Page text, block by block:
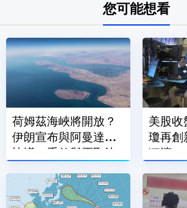
您可能想看
荷姆茲海峽將開放？
伊朗宣布與阿曼達成
協議：重啟與否取決
美股收
瓊再創
狂瀉